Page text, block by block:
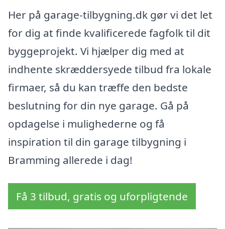
Her på garage-tilbygning.dk gør vi det let
for dig at finde kvalificerede fagfolk til dit
byggeprojekt. Vi hjælper dig med at
indhente skræddersyede tilbud fra lokale
firmaer, så du kan træffe den bedste
beslutning for din nye garage. Gå på
opdagelse i mulighederne og få
inspiration til din garage tilbygning i
Bramming allerede i dag!
Få 3 tilbud, gratis og uforpligtende